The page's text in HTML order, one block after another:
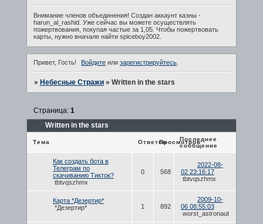
Внимание членов объединения! Создан аккаунт казны -
harun_al_rashid. Уже сейчас вы можете осуществлять
пожертвования, покупая частые за 1,05. Чтобы пожертвовать
карты, нужно вначале найти spiceboy2002.
Привет, Гость! Войдите илизарегистрируйтесь
» Небесные Стражи » Written in the stars
Written in the stars
Страница: 1
Тема ОтветовПросмотров
Последнее
сообщение
Как создать бота в
Телеграм по
скачиванию Тикток?
tbtvqszhmx
0 568
2022-08-
02 23:16:17
tbtvqszhmx
Карта *Дезертир*
*Дезертир*
1 892
2009-10-
06 08:55:03
worst_astronaut